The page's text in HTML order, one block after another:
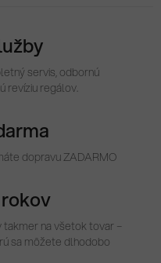
servis, odbornú
revíziu regálov.
dopravu ZADARMO
takmer na všetok tovar –
sa môžete dlhodobo